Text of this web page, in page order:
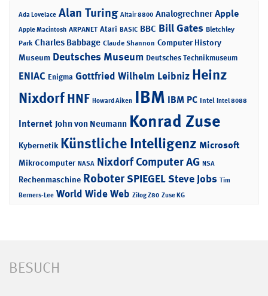
Ada Lovelace Alan Turing Altair 8800 Analogrechner Apple
Apple Macintosh ARPANET Atari BASIC BBC Bill Gates Bletchley
Park Charles Babbage Claude Shannon Computer History
Museum Deutsches Museum Deutsches Technikmuseum
ENIAC Enigma Gottfried Wilhelm Leibniz Heinz
NixdorfHNF Howard Aiken IBM IBM PC Intel Intel 8088
Internet John von Neumann Konrad Zuse
Kybernetik Künstliche Intelligenz Microsoft
Mikrocomputer NASA Nixdorf Computer AG NSA
Rechenmaschine RoboterSPIEGELSteve Jobs Tim
Berners-Lee World Wide Web Zilog Z80 Zuse KG
BESUCH